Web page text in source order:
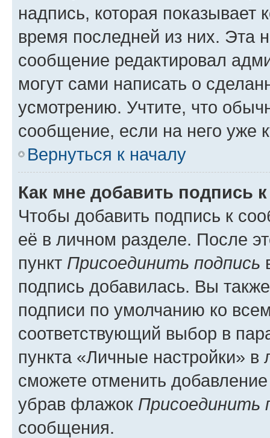
надпись, которая показывает
время последней из них. Эта
сообщение редактировал
могут сами написать о
усмотрению. Учтите, что
сообщение, если на него уже
Вернуться к началу
Как мне добавить подпись
Чтобы добавить подпись к
её в личном разделе. После
пункт Присоединить подпись
подпись добавилась. Вы
подписи по умолчанию ко
соответствующий выбор в
пункта «Личные настройки»
сможете отменить
убрав флажок Присоединить
сообщения.